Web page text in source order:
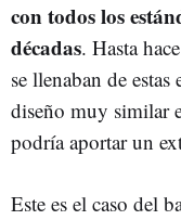
con todos los
décadas. Hasta
se llenaban de
diseño muy similar
podría aportar un
Este es el caso del